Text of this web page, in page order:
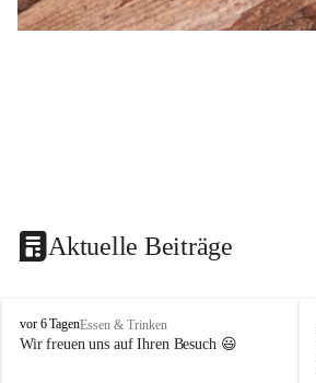
Aktuelle Beiträge
B
u
vor 6 TagenEssen & Trinken
Wir freuen uns auf Ihren Besuch 😃